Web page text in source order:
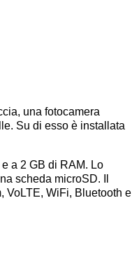
una fotocamera
Su di esso è installata
a 2 GB di RAM. Lo
scheda microSD. Il
VoLTE, WiFi, Bluetooth e